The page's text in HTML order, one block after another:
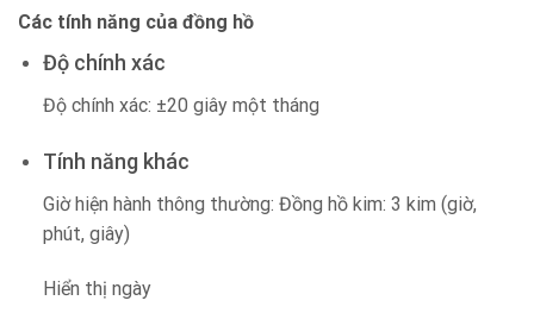
Các tính năng của đồng hồ
Độ chính xác
Độ chính xác: ±20 giây một tháng
Tính năng khác
Giờ hiện hành thông thường: Đồng hồ kim: 3 kim (giờ,
phút, giây)
Hiển thị ngày